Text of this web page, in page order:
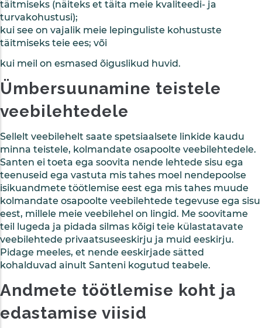
täitmiseks (näiteks et täita meie kvaliteedi- ja
turvakohustusi);
kui see on vajalik meie lepinguliste kohustuste
täitmiseks teie ees; või
kui meil on esmased õiguslikud huvid.
Ümbersuunamine teistele
veebilehtedele
Sellelt veebilehelt saate spetsiaalsete linkide kaudu
minna teistele, kolmandate osapoolte veebilehtedele.
Santen ei toeta ega soovita nende lehtede sisu ega
teenuseid ega vastuta mis tahes moel nendepoolse
isikuandmete töötlemise eest ega mis tahes muude
kolmandate osapoolte veebilehtede tegevuse ega sisu
eest, millele meie veebilehel on lingid. Me soovitame
teil lugeda ja pidada silmas kõigi teie külastatavate
veebilehtede privaatsuseeskirju ja muid eeskirju.
Pidage meeles, et nende eeskirjade sätted
kohalduvad ainult Santeni kogutud teabele.
Andmete töötlemise koht ja
edastamise viisid